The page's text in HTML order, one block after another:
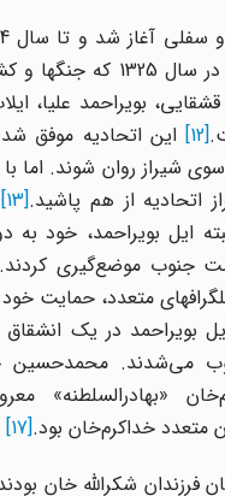
همیشه رگه‌های آن
قشقایی، بویراحمد
[12]
این اتحادیه موفق شد
شیراز روان شوند. اما
اتحادیه از هم پاشید.[13]
ایل بویراحمد، خود به
موضع‌گیری کردند.
متعدد، حمایت خود
بویراحمد در یک
می‌شدند. محمدحسین
«بهادرالسلطنه»
متعدد خداکرم‌خان بود.[17]
فرزندان شکرالله خان